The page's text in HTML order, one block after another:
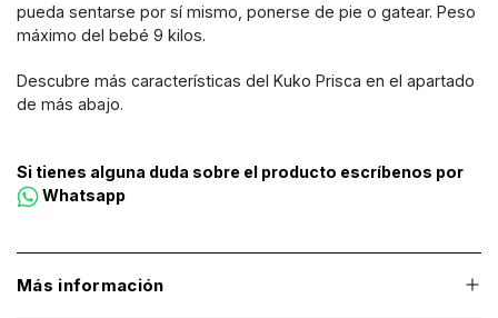
pueda sentarse por sí mismo, ponerse de pie o gatear. Peso
máximo del bebé 9 kilos.
Descubre más características del Kuko Prisca en el apartado
de más abajo.
Si tienes alguna duda sobre el producto escríbenos por
Whatsapp
Más información